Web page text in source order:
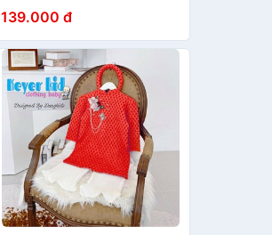
Phối Váy Rời Chất Cát Hàn
Sang Chãnh VN18
139.000 đ